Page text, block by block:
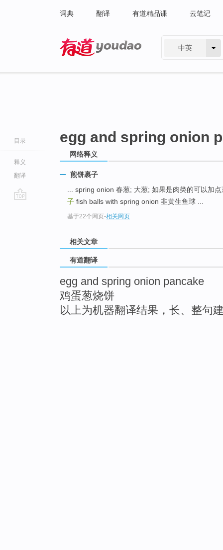
词典 翻译 有道精品课 云笔记
中英
目录
释义
翻译
egg and spring onion
网络释义
煎饼裹子
... spring onion 春葱; 大葱; 如果是肉类的可以加
子 fish balls with spring onion 韭黄生鱼球 ...
基于22个网页-相关网页
相关文章
有道翻译
egg and spring onion pancake
鸡蛋葱烧饼
以上为机器翻译结果，长、整句